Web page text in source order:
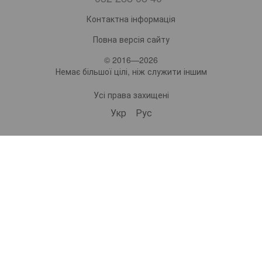
Контактна інформація
Повна версія сайту
© 2016—2026
Немає більшої цілі, ніж служити іншим
Усі права захищені
Укр Рус